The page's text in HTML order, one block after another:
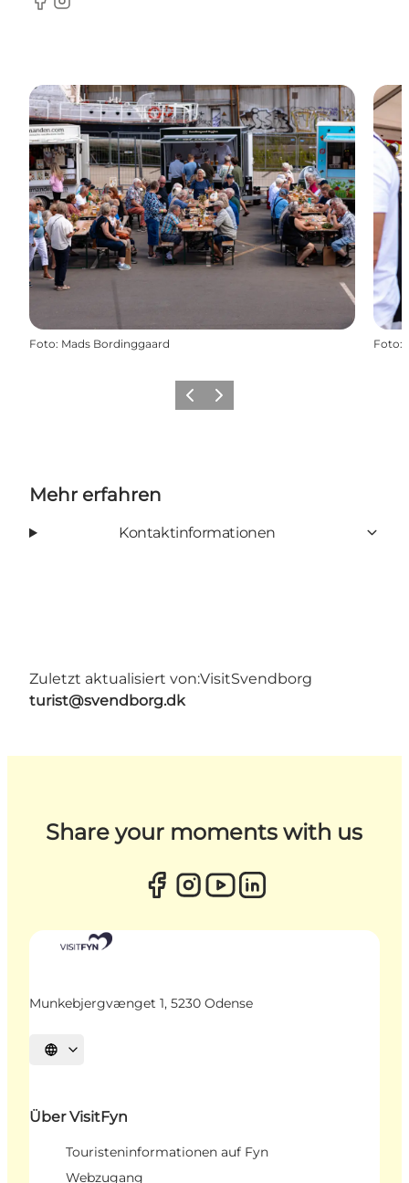
Facebook
Instagram
Foto: Mads Bordinggaard Foto:
ZurückWeiter
Mehr erfahren
Kontaktinformationen
Zuletzt aktualisiert von:VisitSvendborg
turist@svendborg.dk
Share your moments with us
Munkebjergvænget 1, 5230 Odense
Sprache auswählen
Über VisitFyn
Touristeninformationen auf Fyn
Webzugang